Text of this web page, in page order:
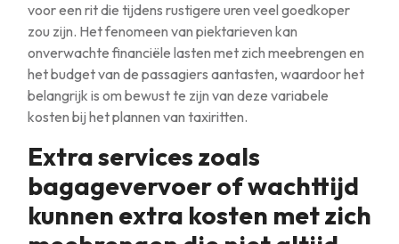
voor een rit die tijdens rustigere uren veel goedkoper
zou zijn. Het fenomeen van piektarieven kan
onverwachte financiële lasten met zich meebrengen en
het budget van de passagiers aantasten, waardoor het
belangrijk is om bewust te zijn van deze variabele
kosten bij het plannen van taxiritten.
Extra services zoals
bagagevervoer of wachttijd
kunnen extra kosten met zich